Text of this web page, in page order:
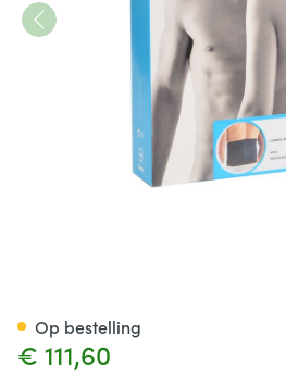
€ 111,60
Op bestelling